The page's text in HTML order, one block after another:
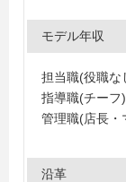
モデル年収
担当職(役職な
指導職(チーフ
管理職(店長・
沿革